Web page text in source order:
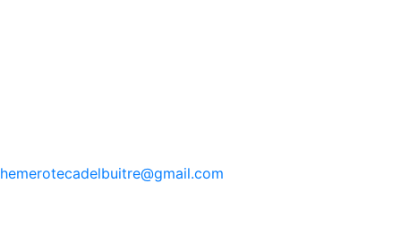
hemerotecadelbuitre@gmail.com